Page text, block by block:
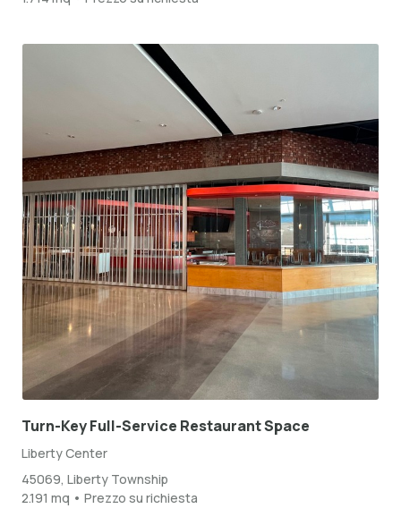
Turn-Key Full-Service Restaurant Space
Liberty Center
45069, Liberty Township
2.191 mq • Prezzo su richiesta